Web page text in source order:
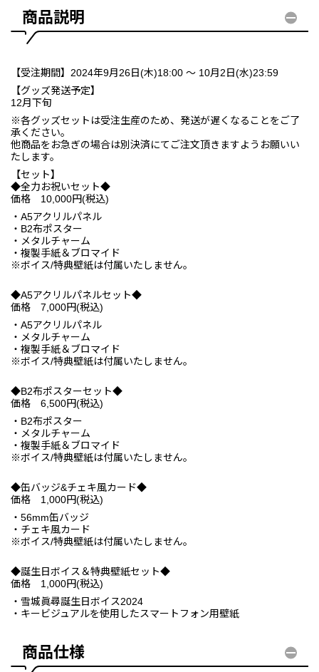
商品説明
【受注期間】2024年9月26日(木)18:00 ～ 10月2日(水)23:59
【グッズ発送予定】
12月下旬
※各グッズセットは受注生産のため、発送が遅くなることをご了
承ください。
他商品をお急ぎの場合は別決済にてご注文頂きますようお願いい
たします。
【セット】
◆全力お祝いセット◆
価格 10,000円(税込)
・A5アクリルパネル
・B2布ポスター
・メタルチャーム
・複製手紙＆ブロマイド
※ボイス/特典壁紙は付属いたしません。
◆A5アクリルパネルセット◆
価格 7,000円(税込)
・A5アクリルパネル
・メタルチャーム
・複製手紙＆ブロマイド
※ボイス/特典壁紙は付属いたしません。
◆B2布ポスターセット◆
価格 6,500円(税込)
・B2布ポスター
・メタルチャーム
・複製手紙＆ブロマイド
※ボイス/特典壁紙は付属いたしません。
◆缶バッジ&チェキ風カード◆
価格 1,000円(税込)
・56mm缶バッジ
・チェキ風カード
※ボイス/特典壁紙は付属いたしません。
◆誕生日ボイス＆特典壁紙セット◆
価格 1,000円(税込)
・雪城眞尋誕生日ボイス2024
・キービジュアルを使用したスマートフォン用壁紙
商品仕様